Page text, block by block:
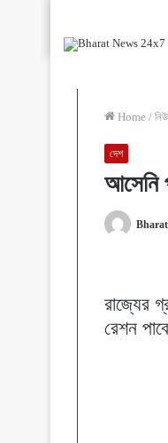
Home /
দেশ
আসেনি
রাজ্যের
রেশন